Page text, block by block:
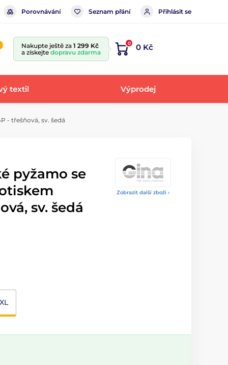
Porovnávání Seznam přání Přihlásit se
Nakupte ještě za 1 299 Kč
a získejte dopravu zdarma
0 0 Kč
textil Výprodej
- třešňová, sv. šedá
Zobrazit další zboží ›
pyžamo se
sv. šedá
XL